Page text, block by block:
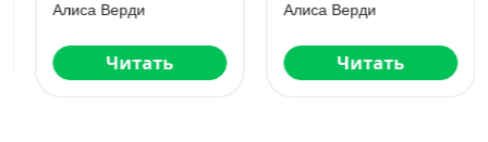
Алиса Верди
Читать
Алиса Верди
Читать